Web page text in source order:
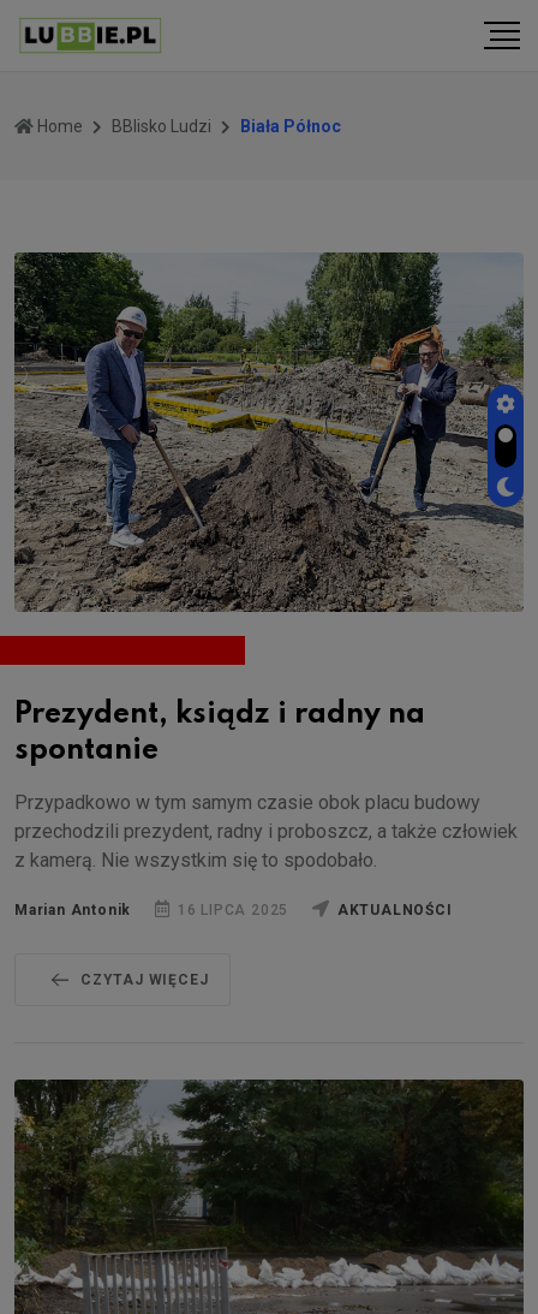
Home BBlisko Ludzi Biała Północ
Prezydent, ksiądz i radny na
spontanie
Przypadkowo w tym samym czasie obok placu budowy
przechodzili prezydent, radny i proboszcz, a także człowiek
z kamerą. Nie wszystkim się to spodobało.
Marian Antonik 16 LIPCA 2025 AKTUALNOŚCI
CZYTAJ WIĘCEJ